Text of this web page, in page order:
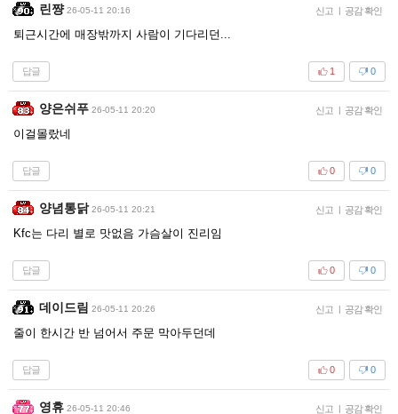
린쨩 26-05-11 20:16 신고 | 공감 확인
퇴근시간에 매장밖까지 사람이 기다리던...
답글 0
1
양은쉬푸 26-05-11 20:20 신고 | 공감 확인
이걸몰랐네
답글 0
0
양념통닭 26-05-11 20:21 신고 | 공감 확인
Kfc는 다리 별로 맛없음 가슴살이 진리임
답글 0
0
데이드림 26-05-11 20:26 신고 | 공감 확인
줄이 한시간 반 넘어서 주문 막아두던데
답글 0
0
영휴 26-05-11 20:46 신고 | 공감 확인